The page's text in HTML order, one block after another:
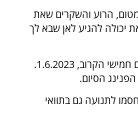
הרוע והשקרים שאת
יכולה להגיע לאן שבא לך
בתוך כך משטרת ירושלים השלימה את היערכותה למצעד שיתקיים ביום חמישי הקרוב, 1.6.2023.
הסיום.
לתנועה גם בתוואי